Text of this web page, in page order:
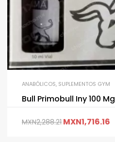
ANABÓLICOS, SUPLEMENTOS GYM
Bull Primobull Iny 100 Mg
MXN2,288.21 MXN1,716.16